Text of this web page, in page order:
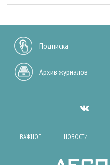
Подписка
Архив журналов
ВАЖНОЕ НОВОСТИ